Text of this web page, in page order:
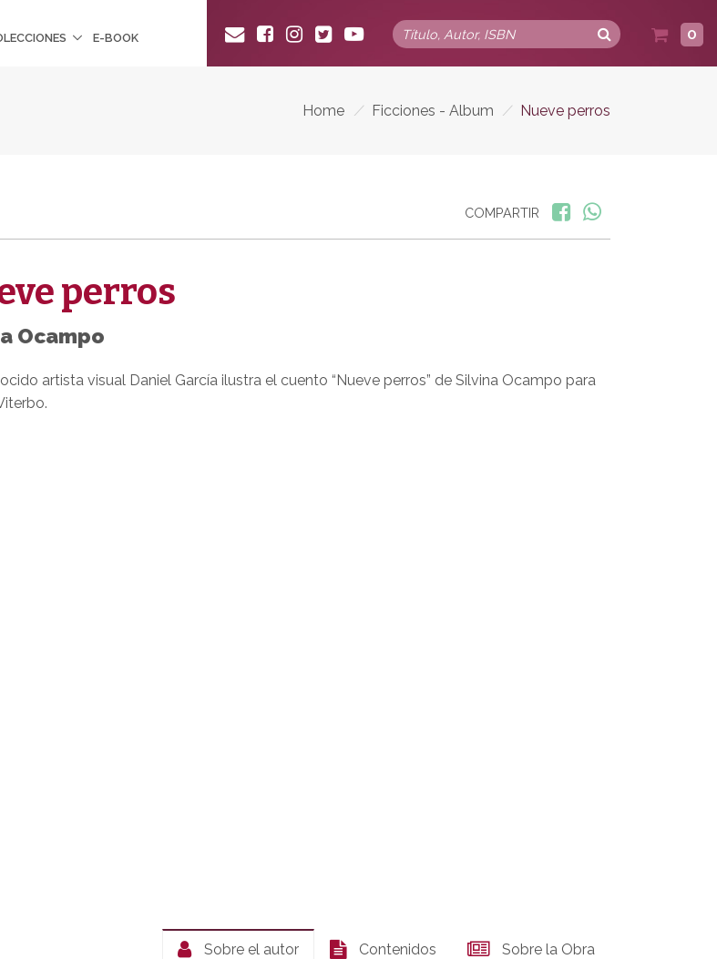
E-BOOK 0
Home / Ficciones - Album / Nueve perros
COMPARTIR
perros
Ocampo
artista visual Daniel García ilustra el cuento “Nueve perros” de Silvina Ocampo para
Sobre el autor Contenidos Sobre la Obra